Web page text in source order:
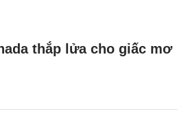
thắp lửa cho giấc mơ